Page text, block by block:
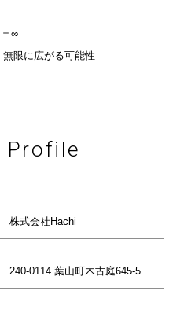
＝∞
限に広がる可能性
Profile
株式会社Hachi
240-0114 葉山町木古庭645-5